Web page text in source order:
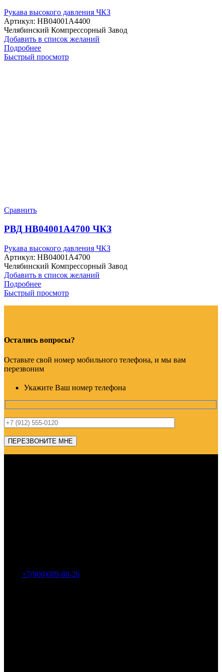
Рукава высокого давления ЧКЗ
Артикул: HB04001A4400
Челябинский Компрессорный Завод
Добавить в список желаний
Подробнее
Быстрый просмотр
Сравнить
РВД HB04001A4700 ЧКЗ
Рукава высокого давления ЧКЗ
Артикул: HB04001A4700
Челябинский Компрессорный Завод
Добавить в список желаний
Подробнее
Быстрый просмотр
Остались вопросы?
Оставьте свой номер мобильного телефона, и мы вам
перезвоним
Укажите Ваш номер телефона
+7(900)089-88-26